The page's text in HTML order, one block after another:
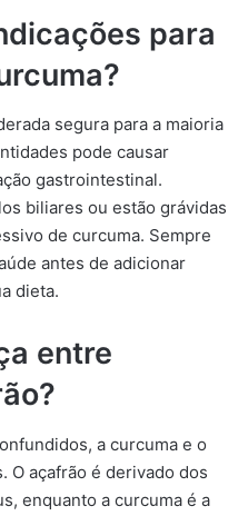
para
segura para a maioria
pode causar
gastrointestinal.
biliares ou estão grávidas
de curcuma. Sempre
antes de adicionar
dieta.
entre
a curcuma e o
O açafrão é derivado dos
enquanto a curcuma é a